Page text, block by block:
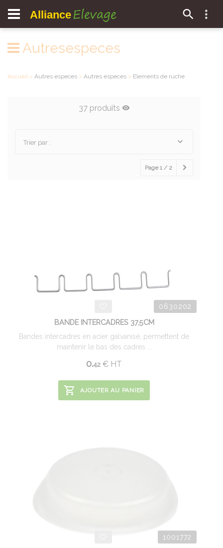
Alliance Elevage
Autresespeces
Accueil > Autres especes > Autres especes > Elements de ruche
37 produits
Trier par :
Page 1 / 2
0630202
BANDE INTERCADRES 37,5CM
Bandes intercadres en acier galvanisé, permettent de
maintenir le bas des cadres ...
0.42 € HT
AJOUTER AU PANIER
1001772